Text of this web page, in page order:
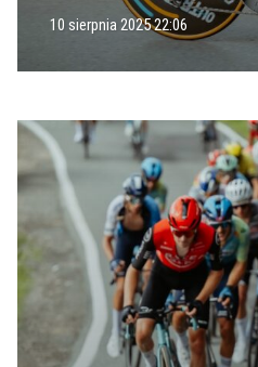
10 sierpnia 2025 22:06